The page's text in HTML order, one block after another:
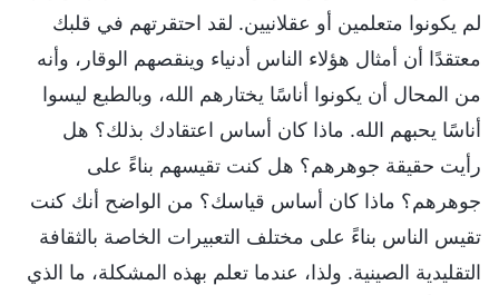
لم يكونوا متعلمين أو عقلانيين. لقد احتقرتهم في قلبك
معتقدًا أن أمثال هؤلاء الناس أدنياء وينقصهم الوقار، وأنه
من المحال أن يكونوا أناسًا يختارهم الله، وبالطبع ليسوا
أناسًا يحبهم الله. ماذا كان أساس اعتقادك بذلك؟ هل
رأيت حقيقة جوهرهم؟ هل كنت تقيسهم بناءً على
جوهرهم؟ ماذا كان أساس قياسك؟ من الواضح أنك كنت
تقيس الناس بناءً على مختلف التعبيرات الخاصة بالثقافة
التقليدية الصينية. ولذا، عندما تعلم بهذه المشكلة، ما الذي